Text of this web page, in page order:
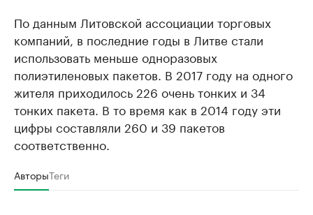
По данным Литовской ассоциации торговых
компаний, в последние годы в Литве стали
использовать меньше одноразовых
полиэтиленовых пакетов. В 2017 году на одного
жителя приходилось 226 очень тонких и 34
тонких пакета. В то время как в 2014 году эти
цифры составляли 260 и 39 пакетов
соответственно.
АвторыТеги